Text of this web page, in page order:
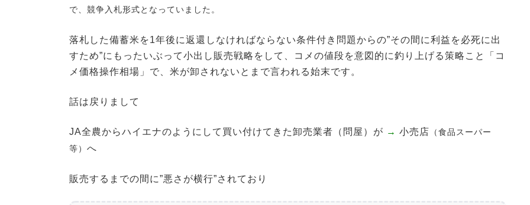
で、競争入札形式となっていました。
落札した備蓄米を1年後に返還しなければならない条件付き問題からの”その間に利益を必死に出
すため”にもったいぶって小出し販売戦略をして、コメの値段を意図的に釣り上げる策略こと「コ
メ価格操作相場」で、米が卸されないとまで言われる始末です。
話は戻りまして
JA全農からハイエナのようにして買い付けてきた卸売業者（問屋）が → 小売店 （食品スーパー
等） へ
販売するまでの間に”悪さが横行”されており